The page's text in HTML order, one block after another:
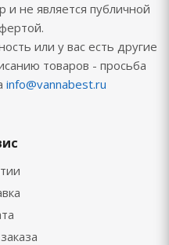
и не является публичной
или у вас есть другие
товаров - просьба
info@vannabest.ru